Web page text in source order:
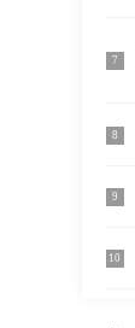
7
8
9
10